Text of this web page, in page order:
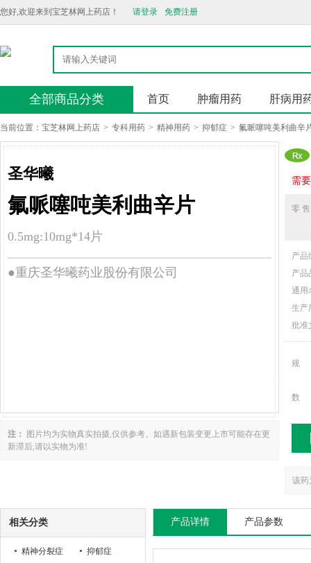
您好,欢迎来到宝芝林网上药店！ 请登录 免费注册
全部商品分类 首页 肿瘤用药 肝病用
当前位置： 宝芝林网上药店 > 专科用药 > 精神用药 > 抑郁症 > 氟哌噻吨美利曲辛
圣华曦
氟哌噻吨美利曲辛片
0.5mg:10mg*14片
●重庆圣华曦药业股份有限公司
注：
图片均为实物真实拍摄,仅供参考。如遇新包装变更上市可能存在更
新滞后,请以实物为准!
需
零
产品
产品
通用
生产
批准
规
数
该药
相关分类
精神分裂症 抑郁症
产品详情 产品参数